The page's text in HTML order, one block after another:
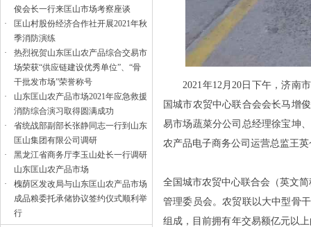
俊会长一行来匡山市场考察座谈
·
匡山村股份经济合作社开展2021年秋
季消防演练
·
热烈祝贺山东匡山农产品综合交易市
场荣获“供应链建设优秀单位”、“骨
干批发市场”荣誉称号
·
山东匡山农产品市场2021年应急救援
消防综合演习取得圆满成功
·
省统战部副部长张静同志一行到山东
匡山集团有限公司调研
·
黑龙江省商务厅李玉山处长一行调研
山东匡山农产品市场
·
槐荫区发改局与山东匡山农产品市场
成品粮委托承储协议签约仪式顺利举
行
2021年12月20日下午，济南市
国城市农贸中心联合会会长马增
易市场蔬菜分公司总经理徐宝坤
农产品电子商务公司运营总监王
全国城市农贸中心联合会（英文
管理委员会。农贸联以大中型骨
组成，目前拥有年交易额亿元以